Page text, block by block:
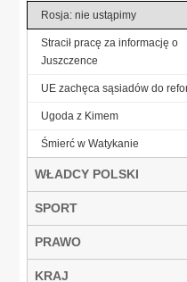
Rosja: nie ustąpimy
Stracił pracę za informację o
Juszczence
UE zachęca sąsiadów do
Ugoda z Kimem
Śmierć w Watykanie
WŁADCY POLSKI
SPORT
PRAWO
KRAJ